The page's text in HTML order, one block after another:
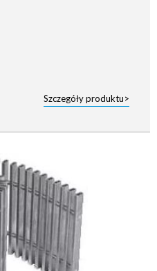
Szczegóły produktu>